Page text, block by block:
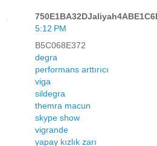
5:12 PM
B5C068E372
degra
performans arttırıcı
viga
sildegra
themra macun
skype show
vigrande
yapay kızlık zarı